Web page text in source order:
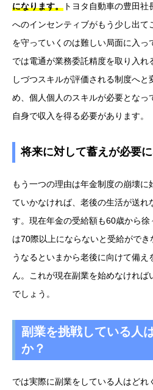
になります。 トヨタ自動車の豊田
へのインセンティブがもう少し出て
を守っていくのは難しい局面に入っ
では電通が業務委託精度を取り入
しづつスキルが評価される制度へ
め、個人個人のスキルが必要となっ
自身で収入を得る必要があります。
将来に対して蓄えが必要
もう一つの理由は年金制度の崩壊に
ていかなければ、老後の生活が送れ
す。現在年金の受給額も60歳から
は70際以上にならないと受給がで
うなるといまから老後に向けて備
ん。これが現在副業を始めなけれ
でしょう。
副業を挑戦している人
か？
では実際に副業をしている人はどれ